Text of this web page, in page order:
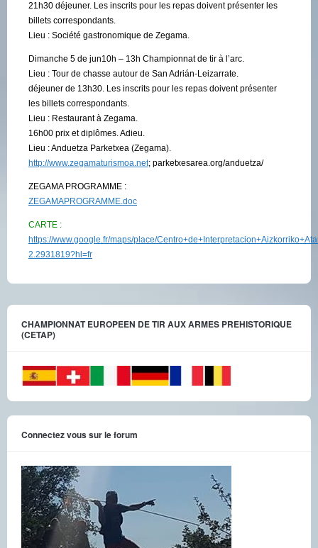
21h30 déjeuner. Les inscrits pour les repas doivent présenter les
billets correspondants.
Lieu : Société gastronomique de Zegama.
Dimanche 5 de jun10h – 13h Championnat de tir à l’arc.
Lieu : Tour de chasse autour de San Adrián-Leizarrate.
déjeuner de 13h30. Les inscrits pour les repas doivent présenter
les billets correspondants.
Lieu : Restaurant à Zegama.
16h00 prix et diplômes. Adieu.
Lieu : Anduetza Parketxea (Zegama).
http://www.zegamaturismoa.net; parketxesarea.org/anduetza/
ZEGAMA PROGRAMME :
ZEGAMAPROGRAMME.doc
CARTE :
https://www.google.fr/maps/place/
2.2931819?hl=fr
CHAMPIONNAT EUROPEEN DE TIR AUX ARMES PREHISTORIQUE
(CETAP)
Connectez vous sur le forum